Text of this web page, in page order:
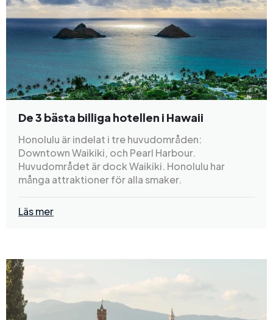
De 3 bästa billiga hotellen i Hawaii
Honolulu är indelat i tre huvudområden:
Downtown Waikiki, och Pearl Harbour.
Huvudområdet är dock Waikiki. Honolulu har
många attraktioner för alla smaker.
Läs mer